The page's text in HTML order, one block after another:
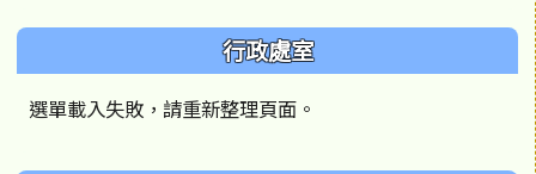
行政處室
選單載入失敗，請重新整理頁面。